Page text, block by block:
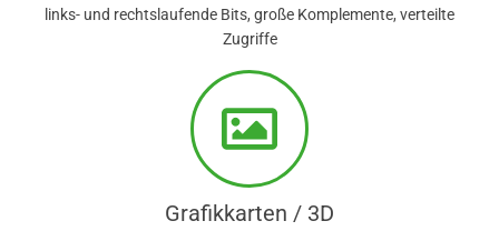
links- und rechtslaufende Bits, große Komplemente, verteilte
Zugriffe
Grafikkarten / 3D